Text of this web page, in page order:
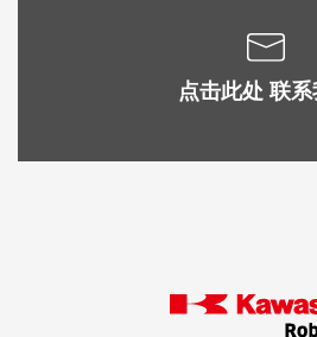
点击此处 联系